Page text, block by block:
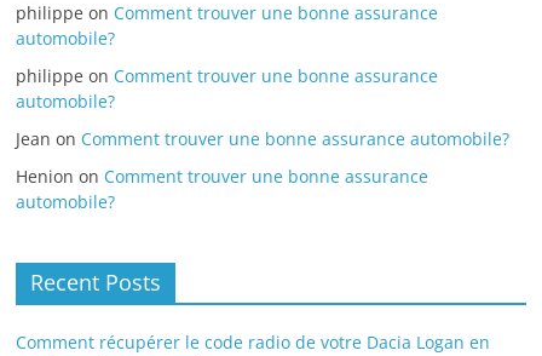
philippe on Comment trouver une bonne assurance
automobile?
philippe on Comment trouver une bonne assurance
automobile?
Jean on Comment trouver une bonne assurance automobile?
Henion on Comment trouver une bonne assurance
automobile?
Recent Posts
Comment récupérer le code radio de votre Dacia Logan en